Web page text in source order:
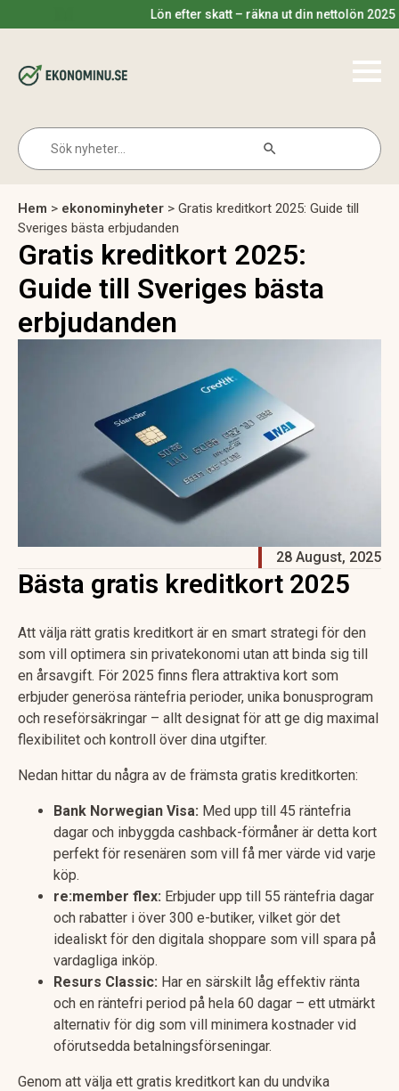
Lön efter skatt – räkna ut din nettolön 2025
for:
Hem > ekonominyheter > Gratis kreditkort 2025: Guide till
Sveriges bästa erbjudanden
Gratis kreditkort 2025:
Guide till Sveriges bästa
erbjudanden
28 August, 2025
Bästa gratis kreditkort 2025
Att välja rätt gratis kreditkort är en smart strategi för den
som vill optimera sin privatekonomi utan att binda sig till
en årsavgift. För 2025 finns flera attraktiva kort som
erbjuder generösa räntefria perioder, unika bonusprogram
och reseförsäkringar – allt designat för att ge dig maximal
flexibilitet och kontroll över dina utgifter.
Nedan hittar du några av de främsta gratis kreditkorten:
Bank Norwegian Visa: Med upp till 45 räntefria
dagar och inbyggda cashback-förmåner är detta kort
perfekt för resenären som vill få mer värde vid varje
köp.
re:member flex: Erbjuder upp till 55 räntefria dagar
och rabatter i över 300 e-butiker, vilket gör det
idealiskt för den digitala shoppare som vill spara på
vardagliga inköp.
Resurs Classic: Har en särskilt låg effektiv ränta
och en räntefri period på hela 60 dagar – ett utmärkt
alternativ för dig som vill minimera kostnader vid
oförutsedda betalningsförseningar.
Genom att välja ett gratis kreditkort kan du undvika